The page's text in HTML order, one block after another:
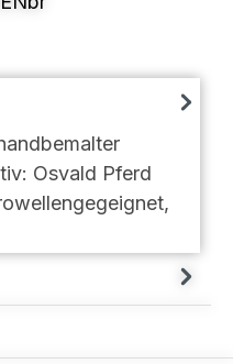
Osvald Pferd